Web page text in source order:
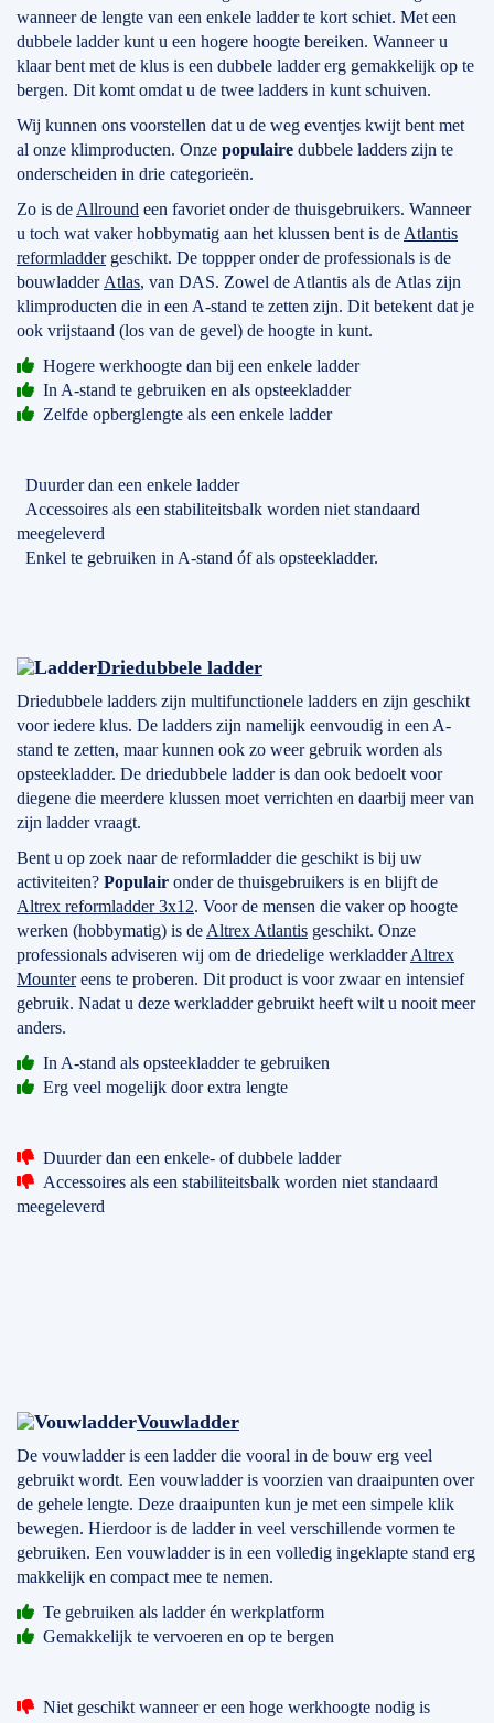
wanneer de lengte van een enkele ladder te kort schiet. Met een
dubbele ladder kunt u een hogere hoogte bereiken. Wanneer u
klaar bent met de klus is een dubbele ladder erg gemakkelijk op te
bergen. Dit komt omdat u de twee ladders in kunt schuiven.
Wij kunnen ons voorstellen dat u de weg eventjes kwijt bent met
al onze klimproducten. Onze populaire dubbele ladders zijn te
onderscheiden in drie categorieën.
Zo is de Allround een favoriet onder de thuisgebruikers. Wanneer
u toch wat vaker hobbymatig aan het klussen bent is de Atlantis
reformladdergeschikt. De toppper onder de professionals is de
bouwladder Atlas, van DAS. Zowel de Atlantis als de Atlas zijn
klimproducten die in een A-stand te zetten zijn. Dit betekent dat je
ook vrijstaand (los van de gevel) de hoogte in kunt.
Hogere werkhoogte dan bij een enkele ladder
In A-stand te gebruiken en als opsteekladder
Zelfde opberglengte als een enkele ladder
Duurder dan een enkele ladder
Accessoires als een stabiliteitsbalk worden niet standaard
meegeleverd
Enkel te gebruiken in A-stand óf als opsteekladder.
Driedubbele ladder
Driedubbele ladders zijn multifunctionele ladders en zijn geschikt
voor iedere klus. De ladders zijn namelijk eenvoudig in een A-
stand te zetten, maar kunnen ook zo weer gebruik worden als
opsteekladder. De driedubbele ladder is dan ook bedoelt voor
diegene die meerdere klussen moet verrichten en daarbij meer van
zijn ladder vraagt.
Bent u op zoek naar de reformladder die geschikt is bij uw
activiteiten? Populair onder de thuisgebruikers is en blijft de
Altrex reformladder 3x12. Voor de mensen die vaker op hoogte
werken (hobbymatig) is de Altrex Atlantis geschikt. Onze
professionals adviseren wij om de driedelige werkladderAltrex
Mountereens te proberen. Dit product is voor zwaar en intensief
gebruik. Nadat u deze werkladder gebruikt heeft wilt u nooit meer
anders.
In A-stand als opsteekladder te gebruiken
Erg veel mogelijk door extra lengte
Duurder dan een enkele- of dubbele ladder
Accessoires als een stabiliteitsbalk worden niet standaard
meegeleverd
Vouwladder
De vouwladder is een ladder die vooral in de bouw erg veel
gebruikt wordt. Een vouwladder is voorzien van draaipunten over
de gehele lengte. Deze draaipunten kun je met een simpele klik
bewegen. Hierdoor is de ladder in veel verschillende vormen te
gebruiken. Een vouwladder is in een volledig ingeklapte stand erg
makkelijk en compact mee te nemen.
Te gebruiken als ladder én werkplatform
Gemakkelijk te vervoeren en op te bergen
Niet geschikt wanneer er een hoge werkhoogte nodig is